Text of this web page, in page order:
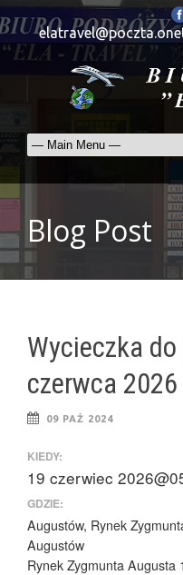
Blog Post
Wycieczka
czerwca 2026
09 PAŹ 2024
KIEDY:
19 czerwiec
GDZIE:
Augustów, Rynek
Augustów
Rynek Zygmunta Augusta